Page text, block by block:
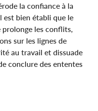
la confiance à la
est bien établi que le
prolonge les conflits,
sur les lignes de
au travail et dissuade
conclure des ententes